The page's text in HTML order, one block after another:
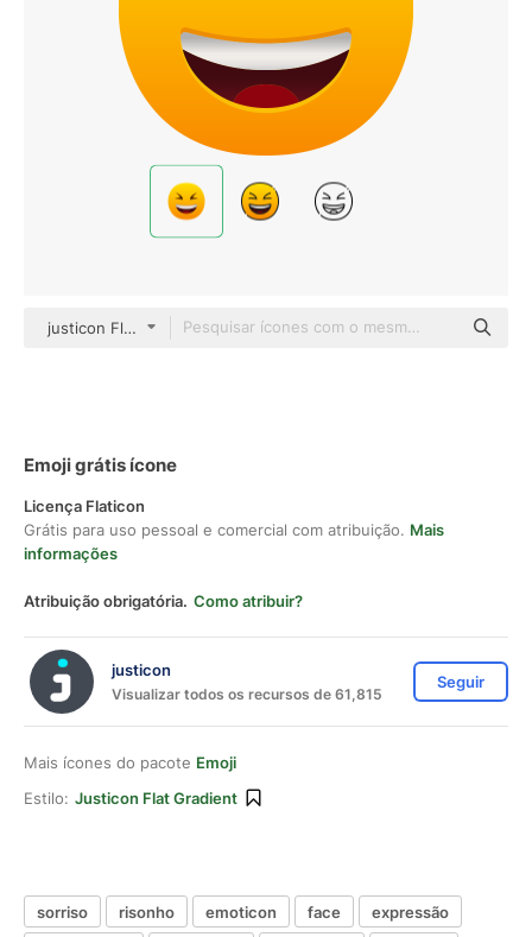
justicon Flat Gradient
Emoji grátis ícone
Licença Flaticon
Grátis para uso pessoal e comercial com atribuição. Mais
informações
Atribuição obrigatória. Como atribuir?
justicon
Visualizar todos os recursos de 61,815
Seguir
Mais ícones do pacote Emoji
Estilo: Justicon Flat Gradient
sorriso risonho emoticon face
expressão